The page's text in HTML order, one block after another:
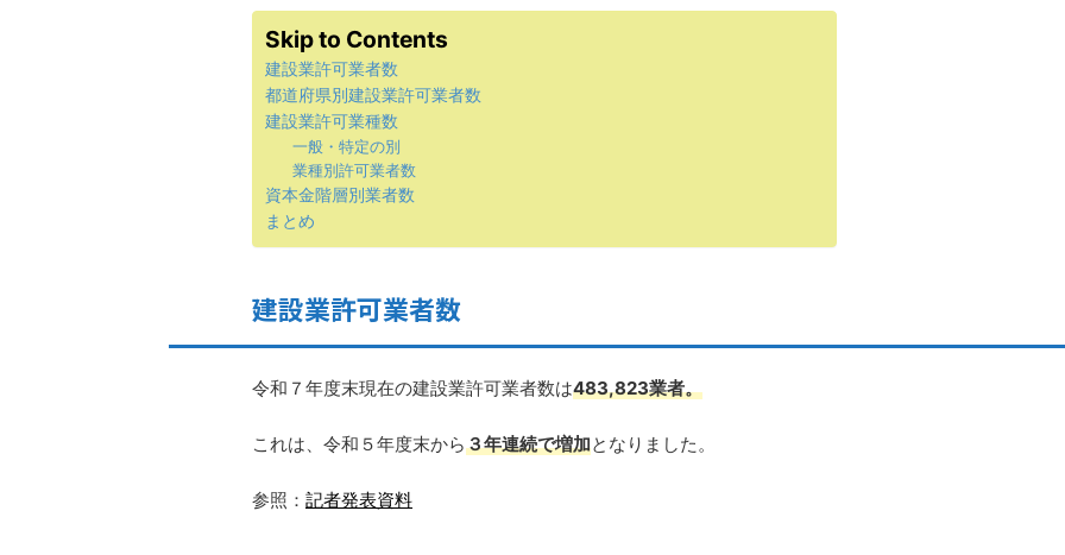
Skip to Contents
建設業許可業者数
都道府県別建設業許可業者数
建設業許可業種数
一般・特定の別
業種別許可業者数
資本金階層別業者数
まとめ
建設業許可業者数
令和７年度末現在の建設業許可業者数は483,823業者。
これは、令和５年度末から３年連続で増加となりました。
参照： 記者発表資料